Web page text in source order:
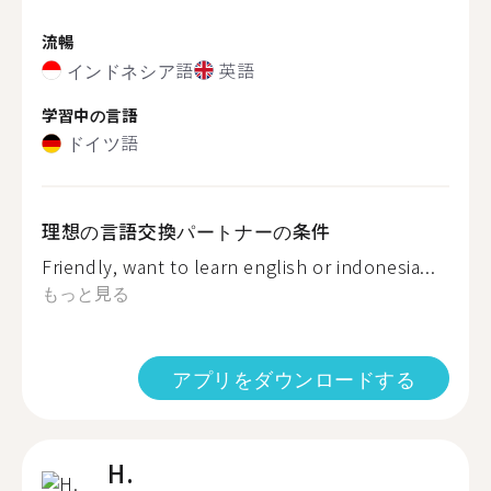
流暢
インドネシア語 英語
学習中の言語
ドイツ語
理想の言語交換パートナーの条件
Friendly, want to learn english or indonesia...
もっと見る
アプリをダウンロードする
H.